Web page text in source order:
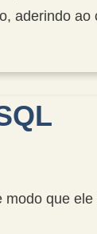
aderindo ao
que